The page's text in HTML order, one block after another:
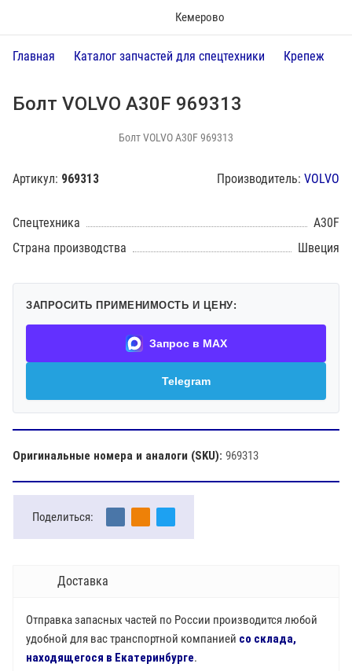
Кемерово
Главная Каталог запчастей для спецтехники Крепеж
Болт VOLVO A30F 969313
Болт VOLVO A30F 969313
Артикул: 969313 Производитель: VOLVO
Спецтехника
A30F
Страна производства
Швеция
ЗАПРОСИТЬ ПРИМЕНИМОСТЬ И ЦЕНУ:
Запрос в MAX
Telegram
Оригинальные номера и аналоги (SKU): 969313
Поделиться:
Доставка
Отправка запасных частей по России производится любой
удобной для вас транспортной компанией со склада,
находящегося в Екатеринбурге.